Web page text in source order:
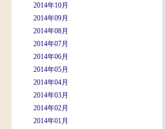
2014年10月
2014年09月
2014年08月
2014年07月
2014年06月
2014年05月
2014年04月
2014年03月
2014年02月
2014年01月